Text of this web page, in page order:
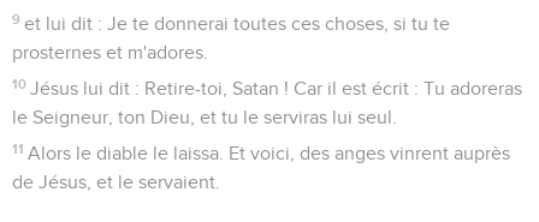
9 et lui dit : Je te donnerai toutes ces choses, si tu te
prosternes et m'adores.
10 Jésus lui dit : Retire-toi, Satan ! Car il est écrit : Tu adoreras
le Seigneur, ton Dieu, et tu le serviras lui seul.
11 Alors le diable le laissa. Et voici, des anges vinrent auprès
de Jésus, et le servaient.